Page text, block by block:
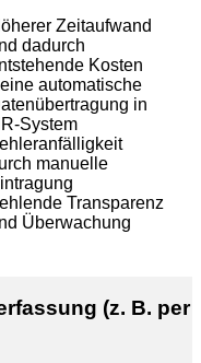
Zeitaufwand
dadurch
Kosten
automatische
in
System
manuelle
Transparenz
Überwachung
(z. B. per